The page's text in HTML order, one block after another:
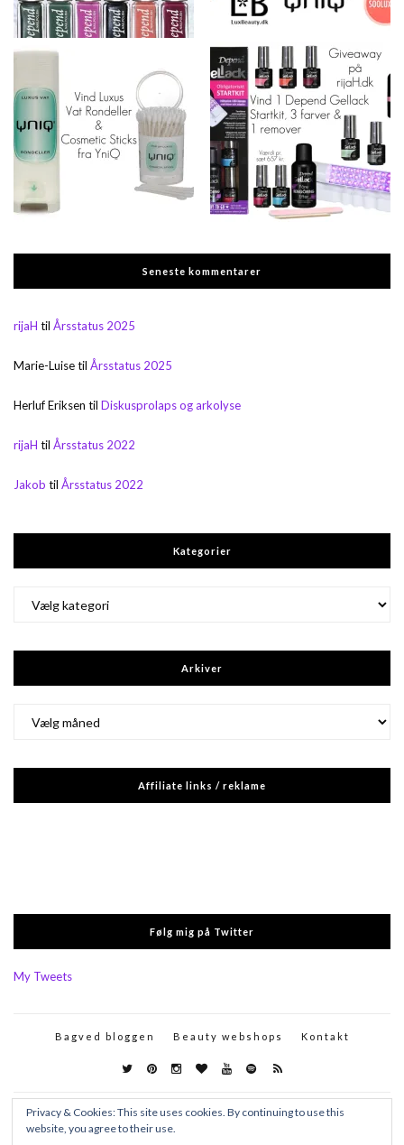
Seneste kommentarer
rijaH til Årsstatus 2025
Marie-Luisetil Årsstatus 2025
Herluf Eriksen til Diskusprolaps og arkolyse
rijaH til Årsstatus 2022
Jakob til Årsstatus 2022
Kategorier
Arkiver
Affiliate links / reklame
Følg mig på Twitter
My Tweets
Bagved bloggen Beauty webshops Kontakt
Privacy & Cookies: This site uses cookies. By continuing to use this
website, you agree to their use.